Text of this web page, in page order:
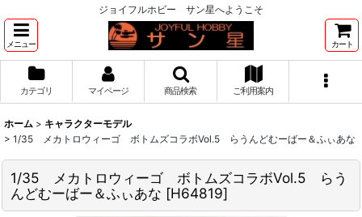
ジョイフルホビー サン星へようこそ
メニュー カート
カテゴリ マイページ 商品検索 ご利用案内
ホーム > キャラクターモデル
> 1/35 メカトロウィーゴ ボトムズコラボVol.5 らうんどむーばー＆ふぃあな
1/35 メカトロウィーゴ ボトムズコラボVol.5 らう
んどむーばー＆ふぃあな [H64819]